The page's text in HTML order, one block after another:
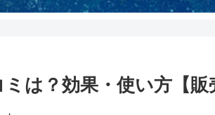
は？効果・使い方【販